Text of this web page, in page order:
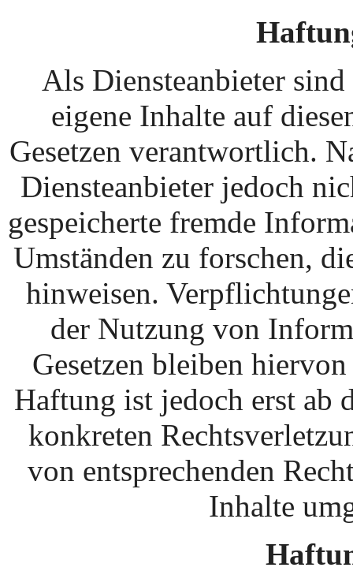
Als Diensteanbieter
eigene Inhalte auf
Gesetzen verantwortlich.
Diensteanbieter jedoch
gespeicherte fremde
Umständen zu forschen,
hinweisen.
der Nutzung von
Gesetzen bleiben
Haftung ist jedoch erst ab
konkreten
von entsprechenden
Inhalte